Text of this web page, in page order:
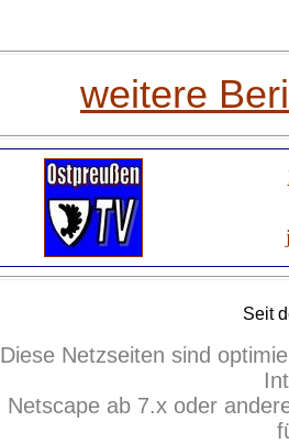
weitere
Seit
Diese Netzseiten sind
Netscape ab 7.x oder